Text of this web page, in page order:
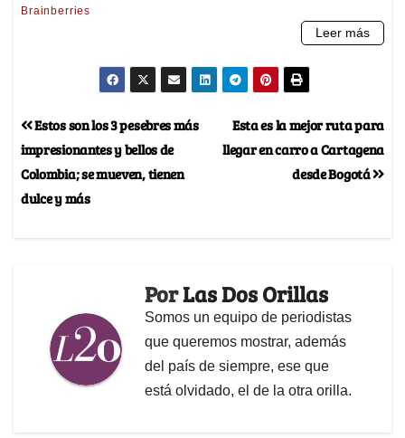
Esta es la mejor ruta para
llegar en carro a Cartagena
desde Bogotá
Estos son los 3 pesebres más
impresionantes y bellos de
Colombia; se mueven, tienen
dulce y más
PorLas Dos Orillas
Somos un equipo de periodistas
que queremos mostrar, además
del país de siempre, ese que
está olvidado, el de la otra orilla.